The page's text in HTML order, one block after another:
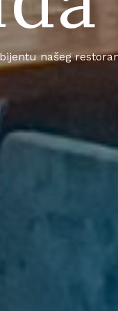
našeg